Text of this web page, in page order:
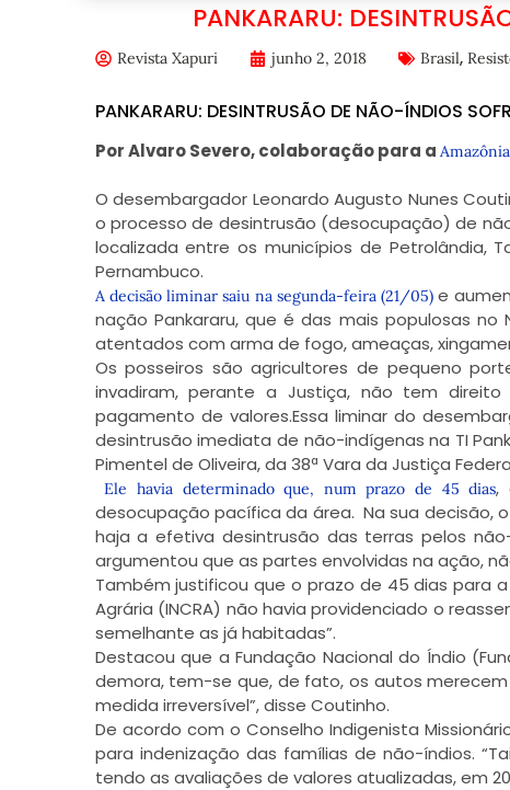
PANKARARU:
Revista Xapuri junho 2, 2018 Brasil,
PANKARARU: DESINTRUSÃO DE NÃO-ÍNDIOS
Por Alvaro Severo, colaboração para a
O desembargador Leonardo Augusto Nunes
o processo de desintrusão (desocupação) de
localizada entre os municípios de Petrolândia,
Pernambuco.
A decisão liminar saiu na segunda-feira (21/05) e
nação Pankararu, que é das mais populosas
atentados com arma de fogo, ameaças,
Os posseiros são agricultores de pequeno
invadiram, perante a Justiça, não tem
pagamento de valores.Essa liminar do
desintrusão imediata de não-indígenas na TI
Pimentel de Oliveira, da 38ª Vara da Justiça
Ele havia determinado que, num prazo de 45 dias,
desocupação pacífica da área. Na sua decisão,
haja a efetiva desintrusão das terras pelos
argumentou que as partes envolvidas na ação,
Também justificou que o prazo de 45 dias para
Agrária (INCRA) não havia providenciado o
semelhante as já habitadas”.
Destacou que a Fundação Nacional do Índio
demora, tem-se que, de fato, os autos
medida irreversível”, disse Coutinho.
De acordo com o Conselho Indigenista
para indenização das famílias de não-índios.
tendo as avaliações de valores atualizadas, em